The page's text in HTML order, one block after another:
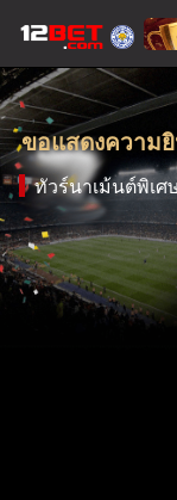
ขอแสดงความ
ทัวร์นาเม้นต์พิเศ